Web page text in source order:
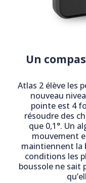
Un
Atlas 2 élève les
nouveau
pointe est 4
résoudre des
que 0,1°. Un
mouvement
maintiennent la
conditions les
boussole ne sait